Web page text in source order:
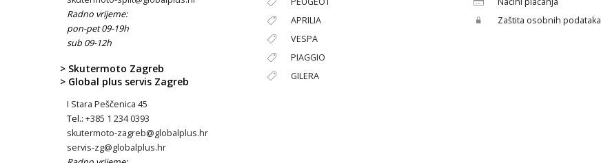
Radno vrijeme:
pon-pet 09-19h
sub 09-12h
> Skutermoto Zagreb
> Global plus servis Zagreb
I Stara Peščenica 45
Tel.: +385 1 234 0393
skutermoto-zagreb@globalplus.hr
servis-zg@globalplus.hr
APRILIA
VESPA
PIAGGIO
GILERA
Zaštita osobnih podataka